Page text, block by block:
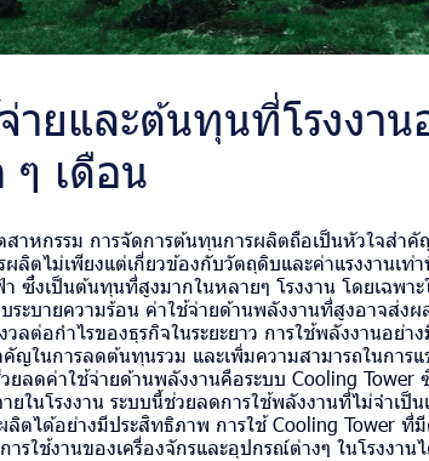
ายและต้นทุนที่โรงงาน
ๆ เดือน
สาหกรรม การจัดการต้นทุนการผลิตถือเป็นหัวใจสำคั
ผลิตไม่เพียงแต่เกี่ยวข้องกับวัตถุดิบและค่าแรงงานเท่
ซึ่งเป็นต้นทุนที่สูงมากในหลายๆ โรงงาน โดยเฉพา
ระบายความร้อน ค่าใช้จ่ายด้านพลังงานที่สูงอาจส่ง
วลต่อกำไรของธุรกิจในระยะยาว การใช้พลังงานอย่
คัญในการลดต้นทุนรวม และเพิ่มความสามารถในกา
ยลดค่าใช้จ่ายด้านพลังงานคือระบบ Cooling Tower
ยในโรงงาน ระบบนี้ช่วยลดการใช้พลังงานที่ไม่จำเ
ลิตได้อย่างมีประสิทธิภาพ การใช้ Cooling Tower
ารใช้งานของเครื่องจักรและอุปกรณ์ต่างๆ ในโรงงาน